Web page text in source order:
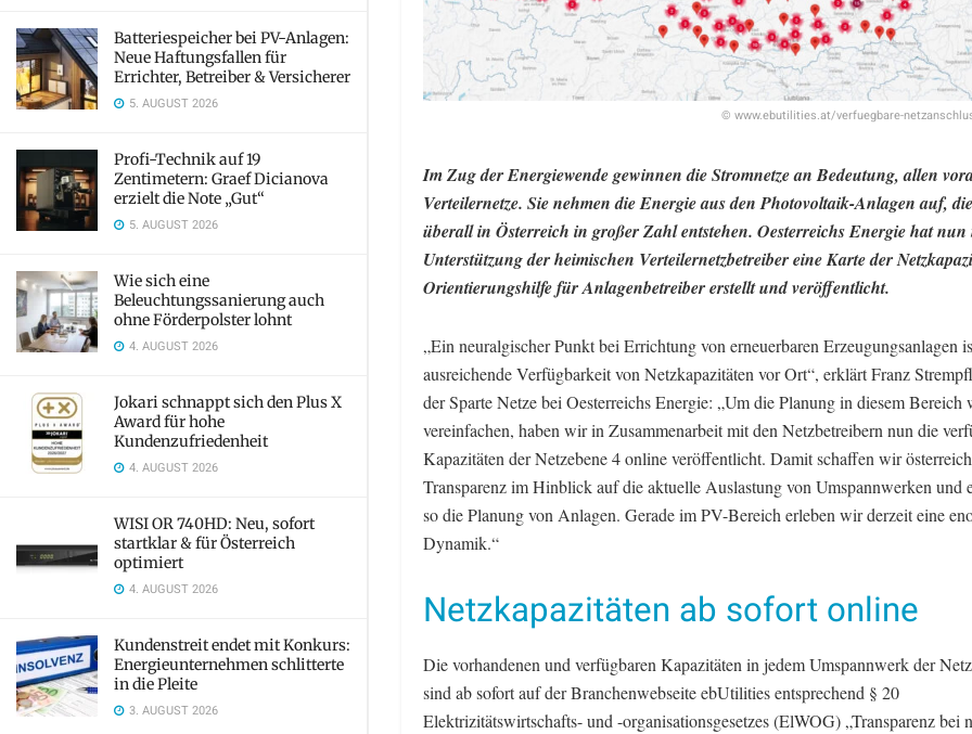
Batteriespeicher bei PV-Anlagen:
Neue Haftungsfallen für
Errichter, Betreiber & Versicherer
5. AUGUST 2026
Profi-Technik auf 19
Zentimetern: Graef Dicianova
erzielt die Note „Gut“
5. AUGUST 2026
Wie sich eine
Beleuchtungssanierung auch
ohne Förderpolster lohnt
4. AUGUST 2026
Jokari schnappt sich den Plus X
Award für hohe
Kundenzufriedenheit
4. AUGUST 2026
WISI OR 740HD: Neu, sofort
startklar & für Österreich
optimiert
4. AUGUST 2026
Kundenstreit endet mit Konkurs:
Energieunternehmen schlitterte
in die Pleite
3. AUGUST 2026
© www.ebutilities.at/verfuegbare-
Im Zug der Energiewende gewinnen die Stromnetze an Bedeutung, allen
Verteilernetze. Sie nehmen die Energie aus den Photovoltaik-Anlagen auf,
überall in Österreich in großer Zahl entstehen. Oesterreichs Energie hat nun
Unterstützung der heimischen Verteilernetzbetreiber eine Karte der
Orientierungshilfe für Anlagenbetreiber erstellt und veröffentlicht.
„Ein neuralgischer Punkt bei Errichtung von erneuerbaren Erzeugungsanlagen
ausreichende Verfügbarkeit von Netzkapazitäten vor Ort“, erklärt Franz
der Sparte Netze bei Oesterreichs Energie: „Um die Planung in diesem Bereich
vereinfachen, haben wir in Zusammenarbeit mit den Netzbetreibern nun die
Kapazitäten der Netzebene 4 online veröffentlicht. Damit schaffen wir
Transparenz im Hinblick auf die aktuelle Auslastung von Umspannwerken und
so die Planung von Anlagen. Gerade im PV-Bereich erleben wir derzeit eine
Dynamik.“
Netzkapazitäten ab sofort online
Die vorhandenen und verfügbaren Kapazitäten in jedem Umspannwerk der
sind ab sofort auf der Branchenwebseite ebUtilities entsprechend § 20
Elektrizitätswirtschafts- und -organisationsgesetzes (ElWOG) „Transparenz bei